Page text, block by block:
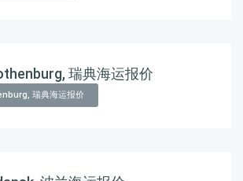
瑞典海运报价
瑞典海运报价